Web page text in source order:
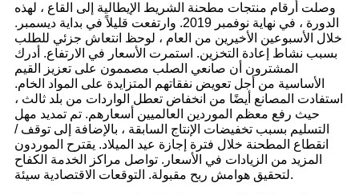
وصلت أرقام منتجات مطحنة الشريط الإيطالية إلى القاع ، لهذه
الدورة ، في نهاية نوفمبر 2019. وارتفعت قليلاً في بداية ديسمبر.
خلال الأسبوعين الأخيرين من العام ، لوحظ انتعاش جزئي للطلب
بسبب نشاط إعادة التخزين. استمرت الأسعار في الارتفاع. أدرك
المشترون أن صانعي الصلب مصممون على تعزيز القيم
الأساسية من أجل تعويض نفقاتهم المتزايدة على المواد الخام.
استفادت المصانع أيضًا من انخفاض تعطل الواردات من بلد ثالث ،
حيث رفع معظم الموردين العالميين أسعارهم. تم تمديد مهل
التسليم بسبب تخفيضات الإنتاج السابقة ، بالإضافة إلى توقف /
انقطاع المطحنة خلال فترة إجازة عيد الميلاد. يقترح الموردون
المزيد من الزيادات في الأسعار. تواصل مراكز الخدمة الكفاح
لتحقيق هوامش ربح مقبولة. التوقعات الاقتصادية سيئة.